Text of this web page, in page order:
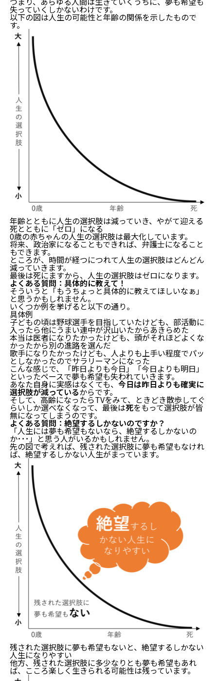
失っていくしかないわけです。
以下の図は人生の可能性と年齢の関係を示したもので
す。
年齢とともに人生の選択肢は減っていき、やがて迎える
死とともに「ゼロ」になる
0歳の赤ちゃんの人生の選択肢は最大化しています。
将来、政治家になることもできれば、弁護士になること
もできます。
ところが、時間が経つにつれて人生の選択肢はどんどん
減っていきます。
最後は死にますから、人生の選択肢はゼロになります。
よくある質問：具体的に教えて！
そういうと「もうちょっと具体的に教えてほしいなぁ」
と思うかもしれません。
いくつか例を挙げると以下の通り。
具体例
子どもの頃は野球選手を目指していたけども、部活動に
入ったら他にうまい連中が沢山いたからあきらめた
本当は医者になりたかったけども、頭がそれほどよくな
かったから別の進路を選んだ
歌手になりたかったけども、人よりも上手い程度でパッ
としなかったのでサラリーマンになった
こんな感じで、「昨日よりも今日」「今日よりも明日」
といったペースで夢も希望も失われていきます。
あなた自身に実感はなくても、今日は昨日よりも確実に
選択肢が減っているからです。
そして、高齢になったらTVをみて、ときどき散歩してぐ
らいしか選べなくなって、最後は死をもって選択肢が皆
無になってしまうのです。
よくある質問：絶望するしかないのですか？
「人生には夢も希望もないなら、絶望するしかないの
か･･･」と思う人がいるかもしれません。
先の図で考えれば、残された選択肢に夢も希望もなけれ
ば、絶望するしかない人生がまっています。
残された選択肢に夢も希望もないと、絶望するしかない
人生になりやすい
他方、残された選択肢に多少なりとも夢も希望もあれ
ば、こころ楽しく生きられる可能性は残っています。